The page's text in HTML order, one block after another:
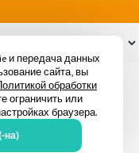
и передача данных
сайта, вы
обработки
ограничить или
браузера.
на)